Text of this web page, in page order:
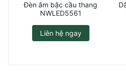
Đèn âm bậc cầu thang
NWLED5561
Liên hệ ngay